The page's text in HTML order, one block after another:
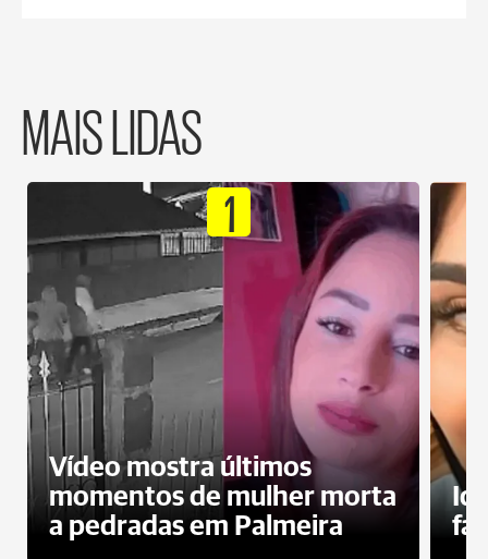
MAIS LIDAS
1
Vídeo mostra últimos
momentos de mulher morta
a pedradas em Palmeira